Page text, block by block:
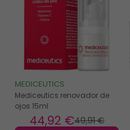
MEDICEUTICS
Mediceutics renovador de
ojos 15ml
49,91 €
44,92 €